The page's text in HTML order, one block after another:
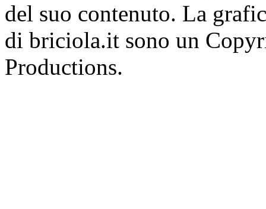
del suo contenuto. La
di briciola.it sono un
Productions.